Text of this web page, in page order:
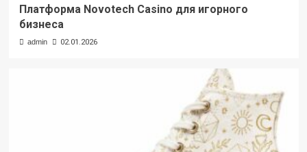
Платформа Novotech Casino для игорного
бизнеса
admin 02.01.2026